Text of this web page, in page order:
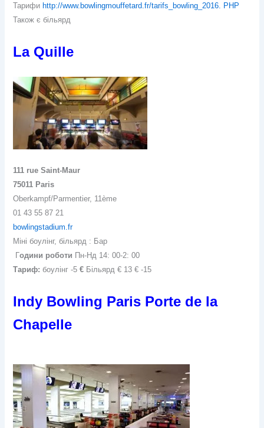
Тарифиhttp://www.bowlingmouffetard.fr/tarifs_bowling_2016. PHP
Також є більярд
La Quille
111 rue Saint-Maur
75011 Paris
Oberkampf/Parmentier, 11ème
01 43 55 87 21
bowlingstadium.fr
Міні боулінг, більярд : Бар
Години роботи Пн-Нд 14: 00-2: 00
Тариф: боулінг -5€ Більярд € 13 € -15
Indy Bowling Paris Porte de la
Chapelle